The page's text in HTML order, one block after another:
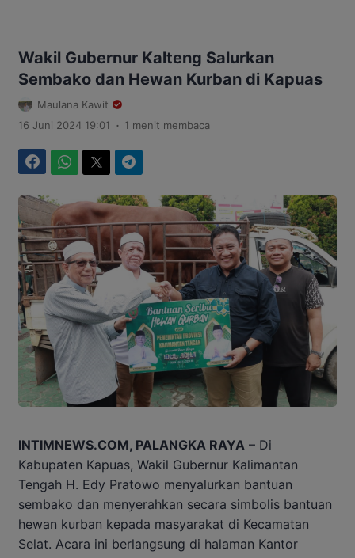
Wakil Gubernur Kalteng Salurkan
Sembako dan Hewan Kurban di Kapuas
Maulana Kawit
16 Juni 2024 19:01
. 1 menit membaca
INTIMNEWS.COM, PALANGKA RAYA – Di
Kabupaten Kapuas, Wakil Gubernur Kalimantan
Tengah H. Edy Pratowo menyalurkan bantuan
sembako dan menyerahkan secara simbolis bantuan
hewan kurban kepada masyarakat di Kecamatan
Selat. Acara ini berlangsung di halaman Kantor